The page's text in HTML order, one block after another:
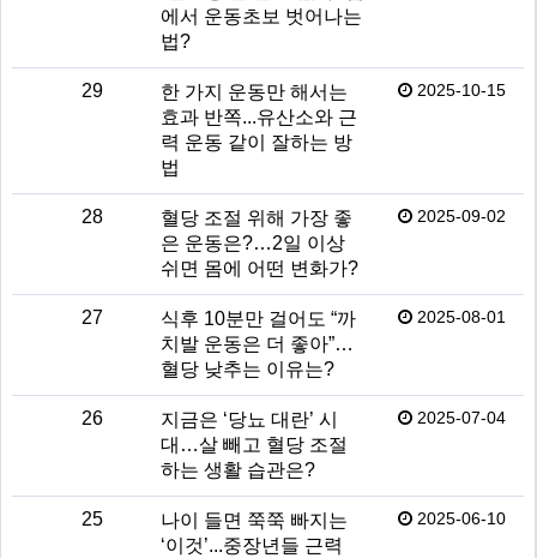
에서 운동초보 벗어나는
법?
29
한 가지 운동만 해서는
효과 반쪽...유산소와 근
력 운동 같이 잘하는 방
법
2025-10-15
28
혈당 조절 위해 가장 좋
은 운동은?…2일 이상
쉬면 몸에 어떤 변화가?
2025-09-02
27
식후 10분만 걸어도 “까
치발 운동은 더 좋아”…
혈당 낮추는 이유는?
2025-08-01
26
지금은 ‘당뇨 대란’ 시
대…살 빼고 혈당 조절
하는 생활 습관은?
2025-07-04
25
나이 들면 쭉쭉 빠지는
‘이것’...중장년들 근력
2025-06-10